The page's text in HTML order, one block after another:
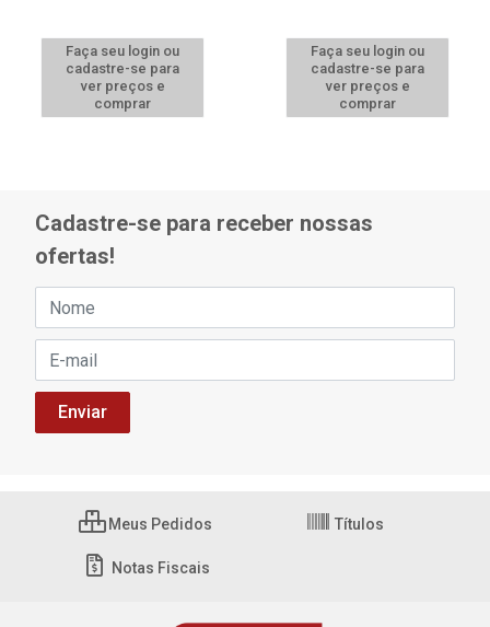
Faça seu login ou
cadastre-se para
ver preços e
comprar
Faça seu login ou
cadastre-se para
ver preços e
comprar
Cadastre-se para receber nossas
ofertas!
Meus Pedidos Títulos
Notas Fiscais